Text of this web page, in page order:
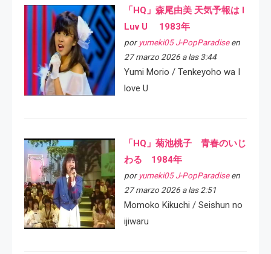
「HQ」森尾由美 天気予報は I
Luv U 1983年
por yumeki05 J-PopParadiseen
27 marzo 2026 a las 3:44
Yumi Morio / Tenkeyoho wa I
love U
「HQ」菊池桃子 青春のいじ
わる 1984年
por yumeki05 J-PopParadiseen
27 marzo 2026 a las 2:51
Momoko Kikuchi / Seishun no
ijiwaru